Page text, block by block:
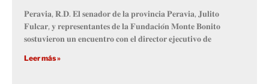
𝐏𝐞𝐫𝐚𝐯𝐢𝐚, 𝐑.𝐃. 𝐄𝐥 𝐬𝐞𝐧𝐚𝐝𝐨𝐫 𝐝𝐞 𝐥𝐚 𝐩𝐫𝐨𝐯𝐢𝐧𝐜𝐢𝐚 𝐏𝐞𝐫𝐚𝐯𝐢𝐚, 𝐉𝐮𝐥𝐢𝐭𝐨
𝐅𝐮𝐥𝐜𝐚𝐫, 𝐲 𝐫𝐞𝐩𝐫𝐞𝐬𝐞𝐧𝐭𝐚𝐧𝐭𝐞𝐬 𝐝𝐞 𝐥𝐚 𝐅𝐮𝐧𝐝𝐚𝐜𝐢𝐨́𝐧 𝐌𝐨𝐧𝐭𝐞 𝐁𝐨𝐧𝐢𝐭𝐨
𝐬𝐨𝐬𝐭𝐮𝐯𝐢𝐞𝐫𝐨𝐧 𝐮𝐧 𝐞𝐧𝐜𝐮𝐞𝐧𝐭𝐫𝐨 𝐜𝐨𝐧 𝐞𝐥 𝐝𝐢𝐫𝐞𝐜𝐭𝐨𝐫 𝐞𝐣𝐞𝐜𝐮𝐭𝐢𝐯𝐨 𝐝𝐞
Leer más »